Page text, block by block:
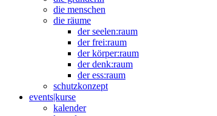
die menschen
die räume
der seelen:raum
der frei:raum
der körper:raum
der denk:raum
der ess:raum
schutzkonzept
events|kurse
kalender